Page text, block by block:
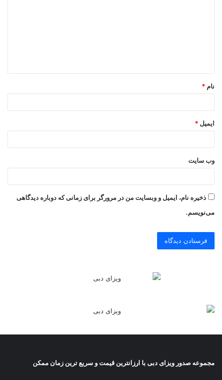
*
نام *
ایمیل *
وب‌ سایت
ذخیره نام، ایمیل و وبسایت من در مرورگر برای زمانی که دوباره دیدگاهی
می‌نویسم.
مجموعه صدور ویزای دبی با ارزانترین قیمت و سریع ترین زمان ممکن